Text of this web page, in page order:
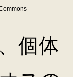
個体